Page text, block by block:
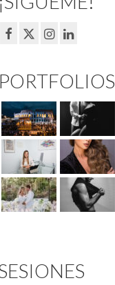
PORTFOLIOS